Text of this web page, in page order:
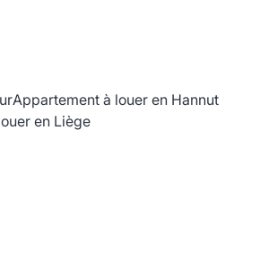
Appartement à louer en Hannut
en Liège